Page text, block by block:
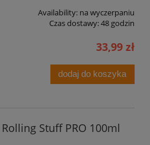
Availability: na wyczerpaniu
Czas dostawy:48 godzin
33,99 zł
dodaj do koszyka
Stuff PRO 100ml